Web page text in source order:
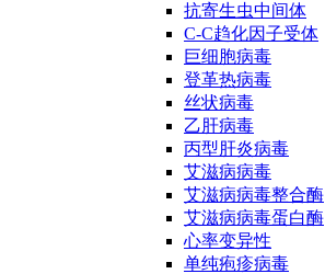
抗寄生虫中间体
C-C趋化因子受体
巨细胞病毒
登革热病毒
丝状病毒
乙肝病毒
丙型肝炎病毒
艾滋病病毒
艾滋病病毒整合酶
艾滋病病毒蛋白酶
心率变异性
单纯疱疹病毒